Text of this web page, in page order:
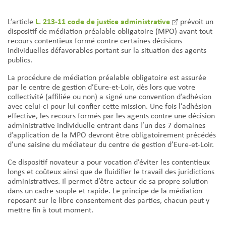
L’article L. 213-11 code de justice administrative
prévoit un
dispositif de médiation préalable obligatoire (MPO) avant tout
recours contentieux formé contre certaines décisions
individuelles défavorables portant sur la situation des agents
publics.
La procédure de médiation préalable obligatoire est assurée
par le centre de gestion d’Eure-et-Loir, dès lors que votre
collectivité (affiliée ou non) a signé une convention d’adhésion
avec celui-ci pour lui confier cette mission. Une fois l’adhésion
effective, les recours formés par les agents contre une décision
administrative individuelle entrant dans l’un des 7 domaines
d’application de la MPO devront être obligatoirement précédés
d’une saisine du médiateur du centre de gestion d’Eure-et-Loir.
Ce dispositif novateur a pour vocation d’éviter les contentieux
longs et coûteux ainsi que de fluidifier le travail des juridictions
administratives. Il permet d’être acteur de sa propre solution
dans un cadre souple et rapide. Le principe de la médiation
reposant sur le libre consentement des parties, chacun peut y
mettre fin à tout moment.